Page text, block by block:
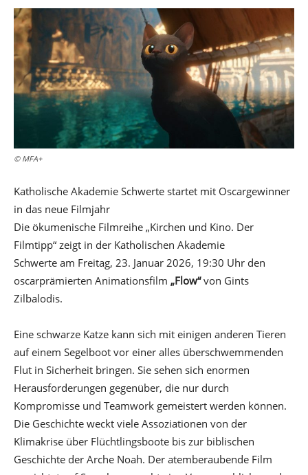
© MFA+
Katholische Akademie Schwerte startet mit Oscargewinner
in das neue Filmjahr
Die ökumenische Filmreihe „Kirchen und Kino. Der
Filmtipp“ zeigt in der Katholischen Akademie
Schwerte am Freitag, 23. Januar 2026, 19:30 Uhr den
oscarprämierten Animationsfilm „Flow“von Gints
Zilbalodis.
Eine schwarze Katze kann sich mit einigen anderen Tieren
auf einem Segelboot vor einer alles überschwemmenden
Flut in Sicherheit bringen. Sie sehen sich enormen
Herausforderungen gegenüber, die nur durch
Kompromisse und Teamwork gemeistert werden können.
Die Geschichte weckt viele Assoziationen von der
Klimakrise über Flüchtlingsboote bis zur biblischen
Geschichte der Arche Noah. Der atemberaubende Film